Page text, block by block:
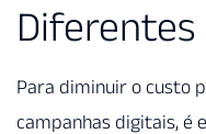
Diferentes
Para diminuir o custo
campanhas digitais, é